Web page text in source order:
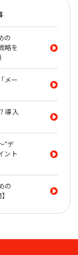
の
略を
メー
導入
“デ
ント
の